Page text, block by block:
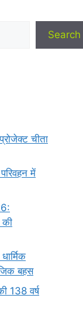
Search
चीता
में
की
बहस
138 वर्ष